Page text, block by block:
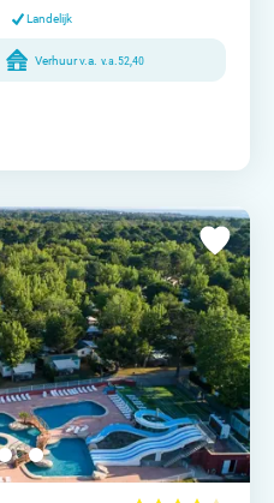
Landelijk
Verhuur v.a. v.a. 52,40